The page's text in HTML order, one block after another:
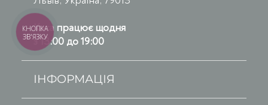
Каса працює щодня
з 13:00 до 19:00
ІНФОРМАЦІЯ
КНОПКА
ЗВ'ЯЗКУ